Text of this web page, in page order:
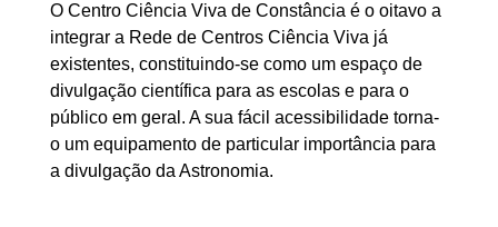
O Centro Ciência Viva de Constância é o oitavo a
integrar a Rede de Centros Ciência Viva já
existentes, constituindo-se como um espaço de
divulgação científica para as escolas e para o
público em geral. A sua fácil acessibilidade torna-
o um equipamento de particular importância para
a divulgação da Astronomia.